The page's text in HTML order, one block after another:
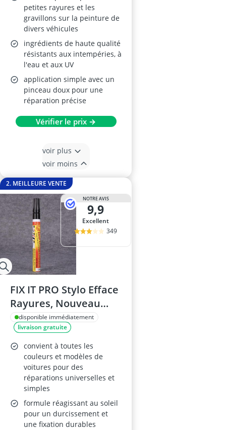
petites rayures et les
gravillons sur la peinture de
divers véhicules
ingrédients de haute qualité
résistants aux intempéries, à
l'eau et aux UV
application simple avec un
pinceau doux pour une
réparation précise
Vérifier le prix →
voir plus
voir moins
2. MEILLEURE VENTE
NOTRE AVIS
9,9
Excellent
349
FIX IT PRO Stylo Efface
Rayures, Nouveau
Modèle
disponible immédiatement
livraison gratuite
convient à toutes les
couleurs et modèles de
voitures pour des
réparations universelles et
simples
formule réagissant au soleil
pour un durcissement et
une fixation durables